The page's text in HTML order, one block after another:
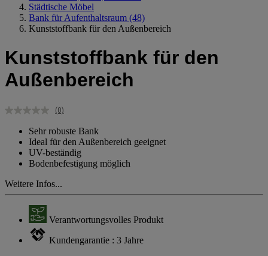
Städtische Möbel
Bank für Aufenthaltsraum (48)
Kunststoffbank für den Außenbereich
Kunststoffbank für den
Außenbereich
Kein
Link
auf
derselben
Seite.
(0)
Sehr robuste Bank
Ideal für den Außenbereich geeignet
UV-beständig
Bodenbefestigung möglich
Weitere Infos...
Verantwortungsvolles Produkt
Kundengarantie : 3 Jahre